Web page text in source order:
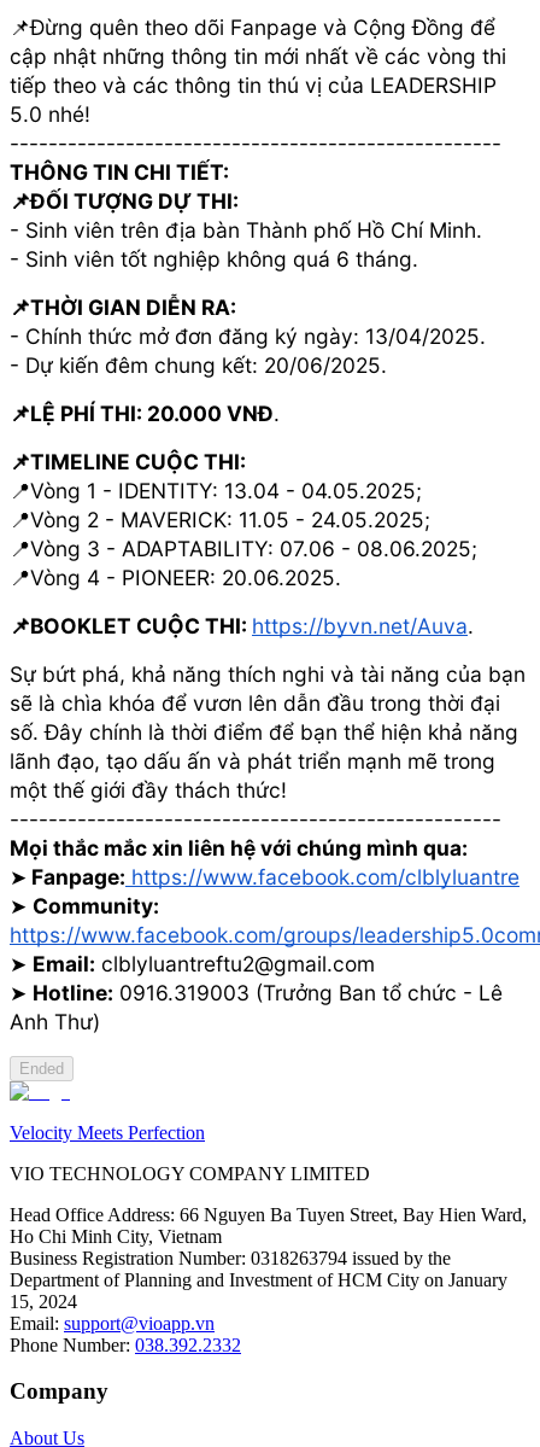
📌Đừng quên theo dõi Fanpage và Cộng Đồng để
cập nhật những thông tin mới nhất về các vòng thi
tiếp theo và các thông tin thú vị của LEADERSHIP
5.0 nhé!
---------------------------------------------------
THÔNG TIN CHI TIẾT:
📌ĐỐI TƯỢNG DỰ THI:
- Sinh viên trên địa bàn Thành phố Hồ Chí Minh.
- Sinh viên tốt nghiệp không quá 6 tháng.
📌THỜI GIAN DIỄN RA:
- Chính thức mở đơn đăng ký ngày: 13/04/2025.
- Dự kiến đêm chung kết: 20/06/2025.
📌LỆ PHÍ THI: 20.000 VNĐ.
📌TIMELINE CUỘC THI:
📍Vòng 1 - IDENTITY: 13.04 - 04.05.2025;
📍Vòng 2 - MAVERICK: 11.05 - 24.05.2025;
📍Vòng 3 - ADAPTABILITY: 07.06 - 08.06.2025;
📍Vòng 4 - PIONEER: 20.06.2025.
📌BOOKLET CUỘC THI: https://byvn.net/Auva.
Sự bứt phá, khả năng thích nghi và tài năng của bạn
sẽ là chìa khóa để vươn lên dẫn đầu trong thời đại
số. Đây chính là thời điểm để bạn thể hiện khả năng
lãnh đạo, tạo dấu ấn và phát triển mạnh mẽ trong
một thế giới đầy thách thức!
---------------------------------------------------
Mọi thắc mắc xin liên hệ với chúng mình qua:
➤ Fanpage: https://www.facebook.com/clblyluantre
➤ Community:
https://www.facebook.com/groups/
➤ Email: clblyluantreftu2@gmail.com
➤ Hotline: 0916.319003 (Trưởng Ban tổ chức - Lê
Anh Thư)
Ended
Velocity Meets Perfection
VIO TECHNOLOGY COMPANY LIMITED
Head Office Address: 66 Nguyen Ba Tuyen Street, Bay Hien Ward,
Ho Chi Minh City, Vietnam
Business Registration Number: 0318263794 issued by the
Department of Planning and Investment of HCM City on January
15, 2024
Email: support@vioapp.vn
Phone Number: 038.392.2332
Company
About Us